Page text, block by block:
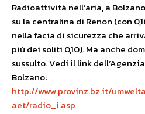
Radioattività nell’aria, a
su la centralina di Renon (con
nella facia di sicurezza che
più dei soliti 0,10). Ma anche
sussulto. Vedi il link
Bolzano:
http://www.provinz.bz.it/
aet/radio_i.asp